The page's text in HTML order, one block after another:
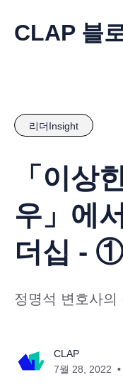
CLAP 블
리더Insight
「이상
우」에
더십 -
정명석 변호사의
CLAP
7월 28, 2022